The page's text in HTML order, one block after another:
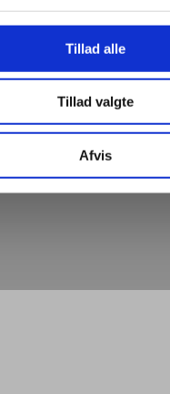
Tillad alle
Tillad valgte
Afvis